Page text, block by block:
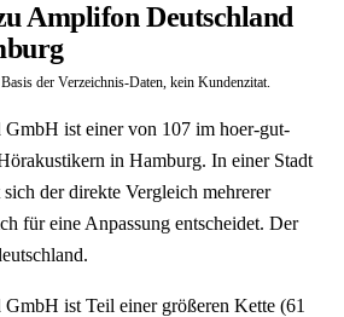
Amplifon Deutschland
der Verzeichnis-Daten, kein Kundenzitat.
ist einer von 107 im hoer-gut-
in Hamburg. In einer Stadt
der direkte Vergleich mehrerer
für eine Anpassung entscheidet. Der
ist Teil einer größeren Kette (61